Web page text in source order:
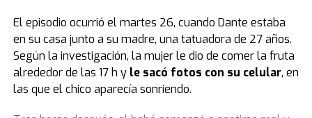
El episodio ocurrió el martes 26, cuando Dante estaba
en su casa junto a su madre, una tatuadora de 27 años.
Según la investigación, la mujer le dio de comer la fruta
alrededor de las 17 h y le sacó fotos con su celular, en
las que el chico aparecía sonriendo.